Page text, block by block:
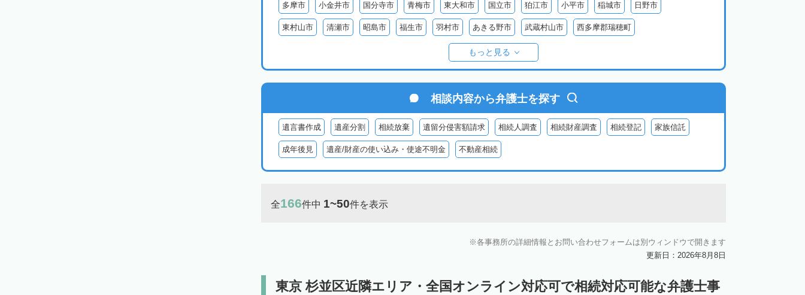
多摩市 小金井市 国分寺市 青梅市 東大和市 国立市 狛江市 小平市 稲城市 日野市
東村山市 清瀬市 昭島市 福生市 羽村市 あきる野市 武蔵村山市 西多摩郡瑞穂町
西多摩郡檜原村 伊豆大島
御蔵島 八丈島 青ヶ島 小笠原村
もっと見る
相談内容から弁護士を探す
遺言書作成 遺産分割 相続放棄 遺留分侵害額請求 相続人調査 相続財産調査 相続登記 家族信託
成年後見 遺産/財産の使い込み・使途不明金 不動産相続
全166件中 1~50件を表示
各事務所の詳細情報とお問い合わせフォームは別ウィンドウで開きます
更新日：2026年8月8日
東京 杉並区近隣エリア・全国オンライン対応可で相続対応可能な弁護士事